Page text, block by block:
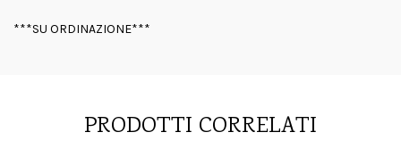
***SU ORDINAZIONE***
PRODOTTI CORRELATI